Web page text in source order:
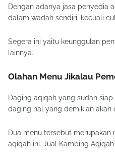
Dengan adanya jasa penyedia
dalam wadah sendiri, kecuali
Segera ini yaitu keunggulan
lainnya.
Olahan Menu Jikalau
Daging aqiqah yang sudah
daging hal yang demikian akan
Dua menu tersebut
aqiqah ini. Jual Kambing